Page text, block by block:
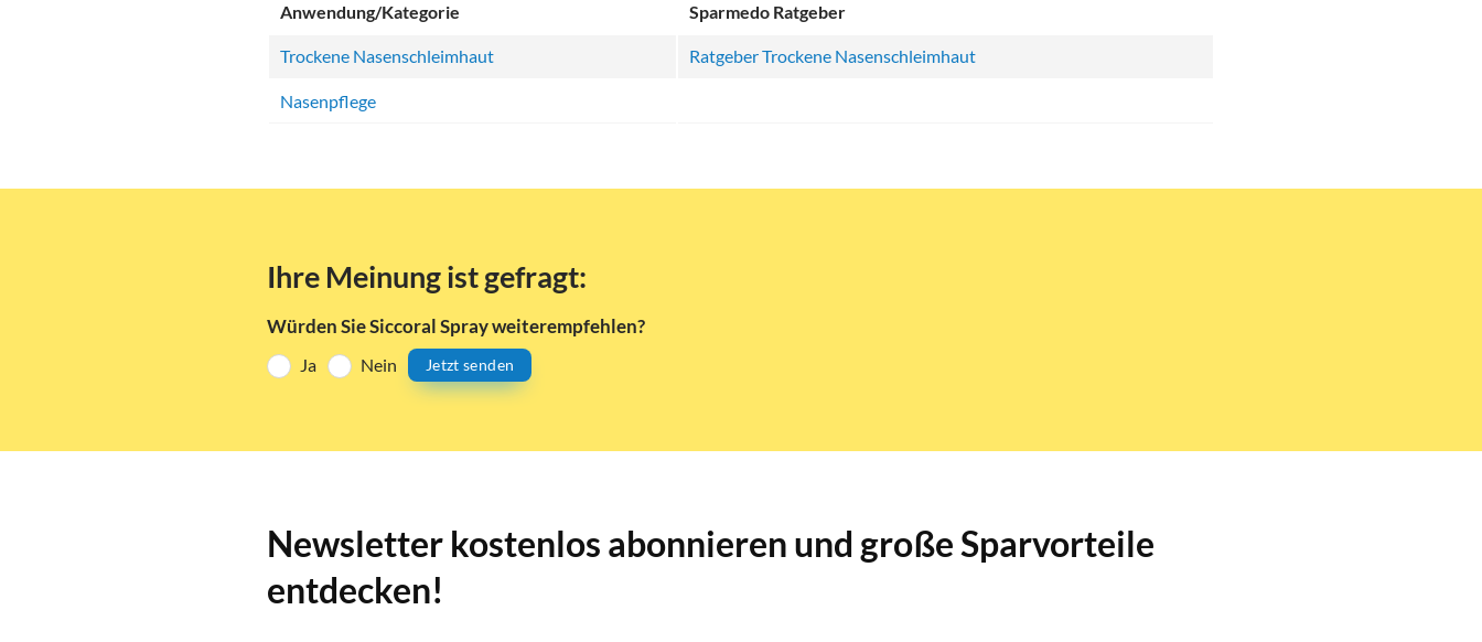
Anwendung/Kategorie Sparmedo Ratgeber
Trockene Nasenschleimhaut Ratgeber Trockene Nasenschleimhaut
Nasenpflege
Ihre Meinung ist gefragt:
Würden Sie Siccoral Spray weiterempfehlen?
Ja Nein Jetzt senden
Newsletter kostenlos abonnieren und große Sparvorteile
entdecken!